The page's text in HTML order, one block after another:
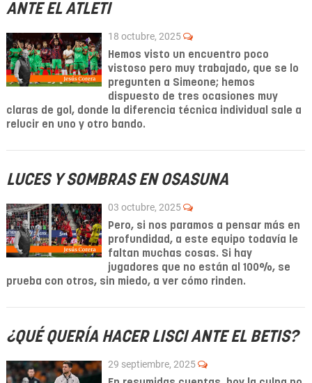
ANTE EL ATLETI
18 octubre, 2025
Hemos visto un encuentro poco
vistoso pero muy trabajado, que se lo
pregunten a Simeone; hemos
dispuesto de tres ocasiones muy
claras de gol, donde la diferencia técnica individual sale a
relucir en uno y otro bando.
LUCES Y SOMBRAS EN OSASUNA
03 octubre, 2025
Pero, si nos paramos a pensar más en
profundidad, a este equipo todavía le
faltan muchas cosas. Si hay
jugadores que no están al 100%, se
prueba con otros, sin miedo, a ver cómo rinden.
¿QUÉ QUERÍA HACER LISCI ANTE EL BETIS?
29 septiembre, 2025